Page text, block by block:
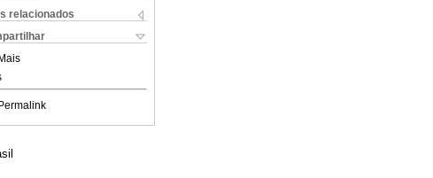
relacionados
Mais
Permalink